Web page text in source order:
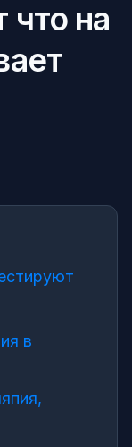
что на
в